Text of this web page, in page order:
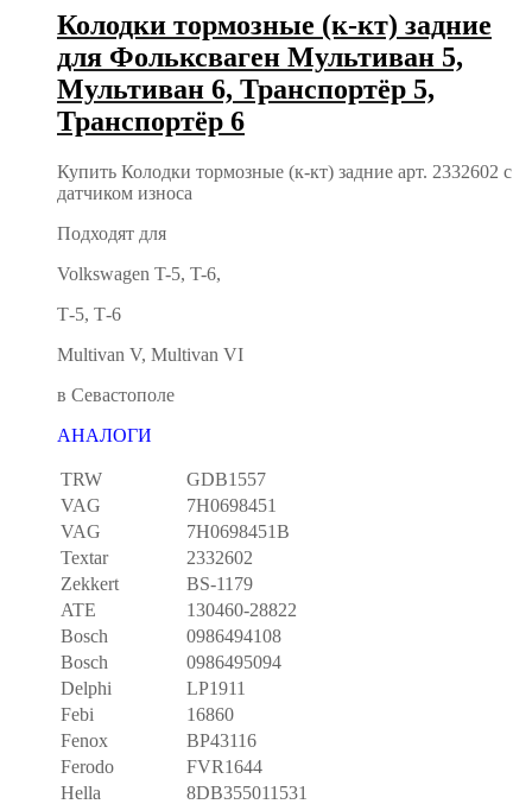
Колодки тормозные (к-кт) задние
для Фольксваген Мультиван 5,
Мультиван 6, Транспортёр 5,
Транспортёр 6
Купить Колодки тормозные (к-кт) задние арт. 2332602 с
датчиком износа
Подходят для
Volkswagen T-5, T-6,
Т-5, Т-6
Multivan V, Multivan VI
в Севастополе
АНАЛОГИ
TRW
GDB1557
VAG
7H0698451
VAG
7H0698451B
Textar
2332602
Zekkert
BS-1179
ATE
130460-28822
Bosch
0986494108
Bosch
0986495094
Delphi
LP1911
Febi
16860
Fenox
BP43116
Ferodo
FVR1644
Hella
8DB355011531